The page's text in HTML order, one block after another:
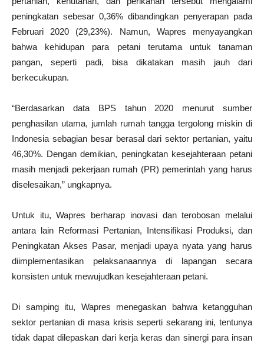
peningkatan sebesar 0,36% dibandingkan penyerapan pada
Februari 2020 (29,23%). Namun, Wapres menyayangkan
bahwa kehidupan para petani terutama untuk tanaman
pangan, seperti padi, bisa dikatakan masih jauh dari
berkecukupan.
“Berdasarkan data BPS tahun 2020 menurut sumber
penghasilan utama, jumlah rumah tangga tergolong miskin di
Indonesia sebagian besar berasal dari sektor pertanian, yaitu
46,30%. Dengan demikian, peningkatan kesejahteraan petani
masih menjadi pekerjaan rumah (PR) pemerintah yang harus
diselesaikan,” ungkapnya.
Untuk itu, Wapres berharap inovasi dan terobosan melalui
antara lain Reformasi Pertanian, Intensifikasi Produksi, dan
Peningkatan Akses Pasar, menjadi upaya nyata yang harus
diimplementasikan pelaksanaannya di lapangan secara
konsisten untuk mewujudkan kesejahteraan petani.
Di samping itu, Wapres menegaskan bahwa ketangguhan
sektor pertanian di masa krisis seperti sekarang ini, tentunya
tidak dapat dilepaskan dari kerja keras dan sinergi para insan